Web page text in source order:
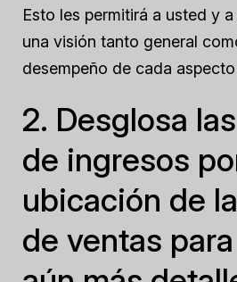
Esto les permitirá a usted y
una visión tanto general
desempeño de cada
2. Desglosa
de ingresos
ubicación de
de ventas